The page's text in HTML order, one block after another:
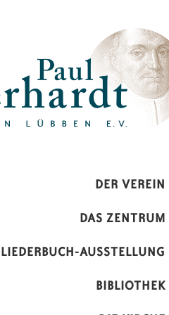
Paul-Gerhardt-Verein Lübben
DER VEREIN
DAS ZENTRUM
LIEDERBUCH-AUSSTELLUNG
BIBLIOTHEK